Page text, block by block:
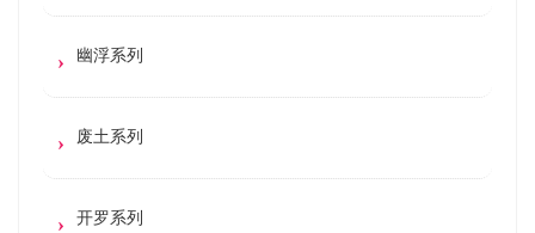
幽浮系列
废土系列
开罗系列